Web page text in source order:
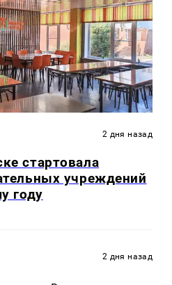
2 дня назад
стартовала
учреждений
году
2 дня назад